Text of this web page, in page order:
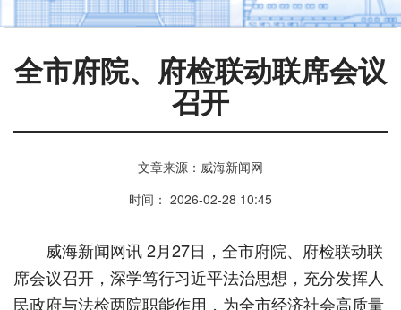
全市府院、府检联动联席会议
召开
文章来源：威海新闻网
时间： 2026-02-28 10:45
威海新闻网讯 2月27日，全市府院、府检联动联
席会议召开，深学笃行习近平法治思想，充分发挥人
民政府与法检两院职能作用，为全市经济社会高质量